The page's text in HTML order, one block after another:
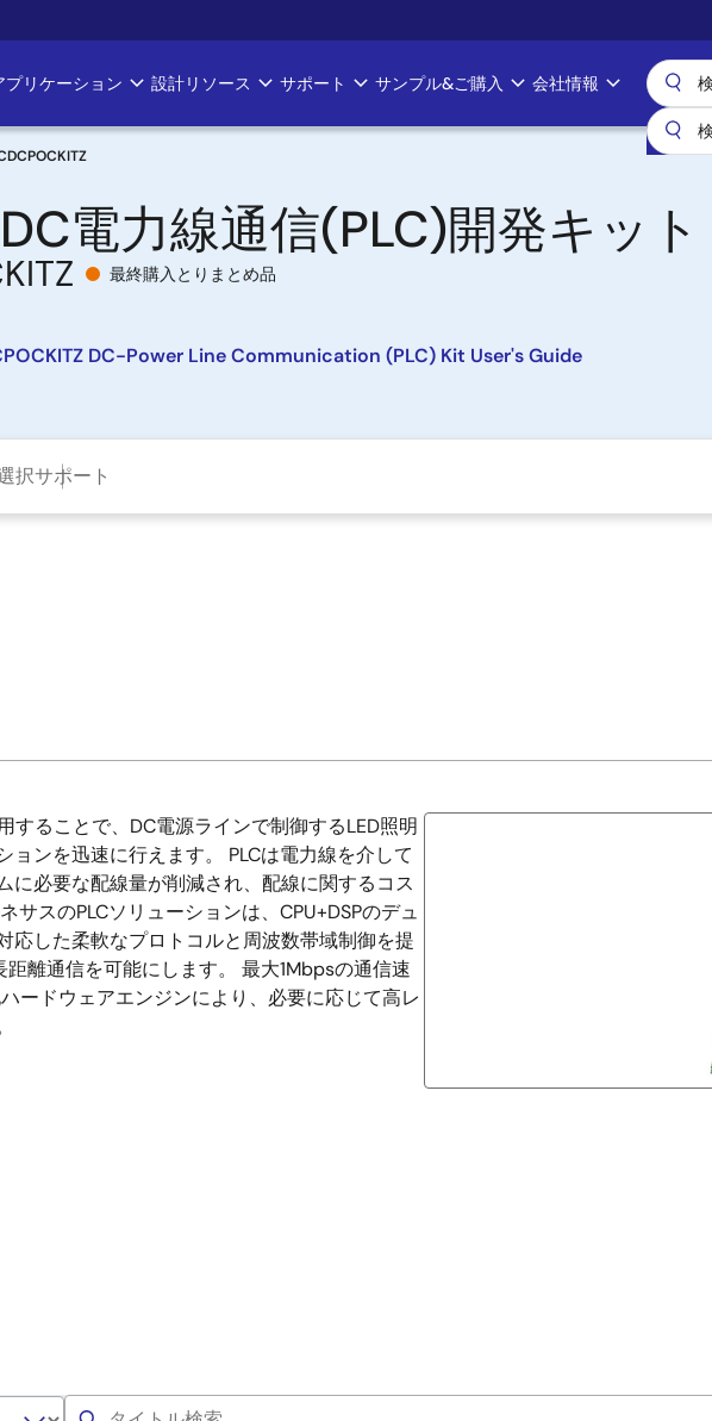
プリケーション 設計リソース サポート サンプル&ご購入 会社情報
電力線通信(PLC)開発キット
最終購入とりまとめ品
DC-Power Line Communication (PLC) Kit User's Guide
択サポート
することで、DC電源ラインで制御するLED照明
ョンを迅速に行えます。 PLCは電力線を介して
に必要な配線量が削減され、配線に関するコス
サスのPLCソリューションは、CPU+DSPのデュ
応した柔軟なプロトコルと周波数帯域制御を提
離通信を可能にします。 最大1Mbpsの通信速
ードウェアエンジンにより、必要に応じて高レ